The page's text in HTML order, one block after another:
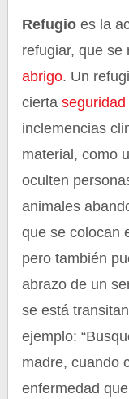
Refugio es la
refugiar, que
abrigo. Un
ciertaseguridad
inclemencias
material, como
oculten
animales
que se colocan
pero también
abrazo de un
se está
ejemplo:
madre, cuando
enfermedad